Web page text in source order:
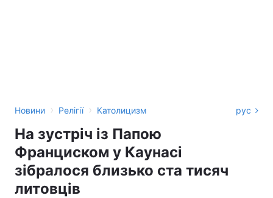
Новини › Релігії › Католицизм рус
На зустріч із Папою
Франциском у Каунасі
зібралося близько ста тисяч
литовців